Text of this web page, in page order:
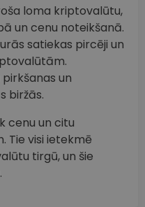
loma kriptovalūtu,
un cenu noteikšanā.
satiekas pircēji un
un
biržās.
cenu un citu
Tie visi ietekmē
tirgū, un šie